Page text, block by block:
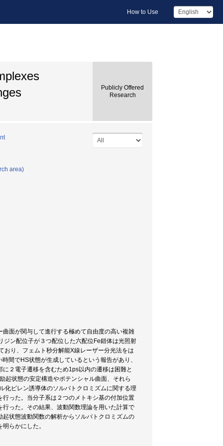
How to Use
Publicly Offered
Research
area)
面が関与して進行する極めて自由度の高い複雑
ン配位子が３つ配位した六配位Fe錯体は光照射
り、フェムト秒分解能X線レーザー分光法をは
間でHS状態が生成しているという報告があり、
２電子遷移を含むため1ps以内の遷移は困難と
起状態の安定構造やポテンシャル曲面、それら
化ピレン誘導体のソルバトクロミズムに関する理
った。当分子系は２つのメトキシ基の付加位置
った。その結果、波動関数理論を用いた計算で
状態波動関数の解析からソルバトクロミズムの
らかにした。